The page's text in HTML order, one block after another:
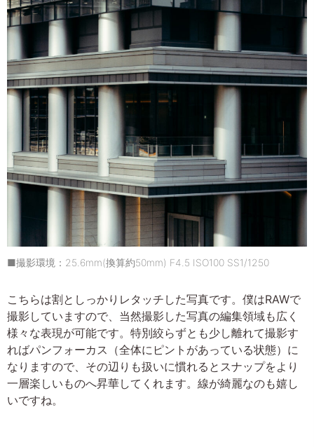
■撮影環境：25.6mm(換算約50mm) F4.5 ISO100 SS1/1250
こちらは割としっかりレタッチした写真です。僕はRAWで
撮影していますので、当然撮影した写真の編集領域も広く
様々な表現が可能です。特別絞らずとも少し離れて撮影す
ればパンフォーカス（全体にピントがあっている状態）に
なりますので、その辺りも扱いに慣れるとスナップをより
一層楽しいものへ昇華してくれます。線が綺麗なのも嬉し
いですね。